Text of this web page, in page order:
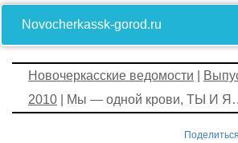
Novocherkassk-gorod.ru
Новочеркасские ведомости
2010 | Мы — одной крови, ТЫ И
Поделиться